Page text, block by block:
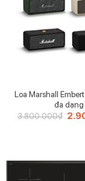
các chế độ
tuần hoàn máu
Loa Marshall
đa dạng
3.800.000₫ Giá